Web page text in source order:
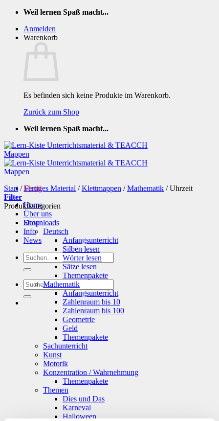
Zum
springen
Weil lernen Spaß macht...
Anmelden
Warenkorb
Es befinden sich keine Produkte im Warenkorb.
Zurück zum Shop
Weil lernen Spaß macht...
Menü
Home
Über uns
Shop
Info
News
Suchen
nach:
Suchen
nach:
Start / Fertiges Material / Klettmappen / Mathematik /Uhrzeit
Filter
Produktkategorien
Downloads
Deutsch
Anfangsunterricht
Silben lesen
Wörter lesen
Sätze lesen
Themenpakete
Mathematik
Anfangsunterricht
Zahlenraum bis 10
Zahlenraum bis 100
Geometrie
Geld
Themenpakete
Sachunterricht
Kunst
Motorik
Konzentration / Wahrnehmung
Themenpakete
Themen
Dies und Das
Karneval
Halloween